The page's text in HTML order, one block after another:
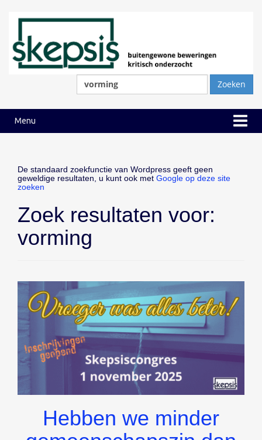
Zoeken
naar:
Menu
De standaard zoekfunctie van Wordpress geeft geen
geweldige resultaten, u kunt ook met Google op deze site
zoeken
Zoek resultaten voor:
vorming
Hebben we minder